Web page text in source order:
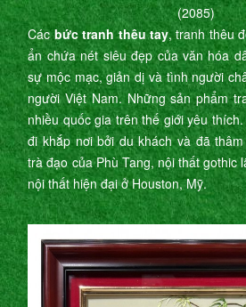
(2085)
Cácbức tranh thêu tay, tranh thêu
ẩn chứa nét siêu đẹp của văn hóa
sự mộc mạc, giản dị và tình người
người Việt Nam. Những sản phẩm
nhiều quốc gia trên thế giới yêu
đi khắp nơi bởi du khách và đã
trà đạo của Phù Tang, nội thất gothic
nội thất hiện đại ở Houston, Mỹ.